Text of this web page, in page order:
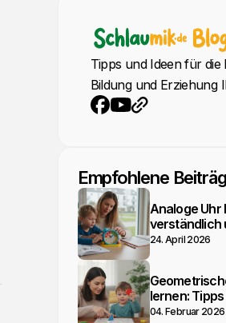
Tipps und Ideen für die
Bildung und Erziehung
Empfohlene
Analoge Uhr
verständlich
24. April 2026
lernen:
04. Februar 2026